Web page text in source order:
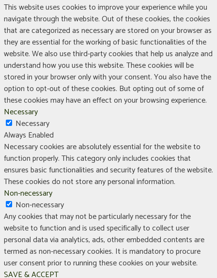
This website uses cookies to improve your experience while you
navigate through the website. Out of these cookies, the cookies
that are categorized as necessary are stored on your browser as
they are essential for the working of basic functionalities of the
website. We also use third-party cookies that help us analyze and
understand how you use this website. These cookies will be
stored in your browser only with your consent. You also have the
option to opt-out of these cookies. But opting out of some of
these cookies may have an effect on your browsing experience.
Necessary
Necessary
Always Enabled
Necessary cookies are absolutely essential for the website to
function properly. This category only includes cookies that
ensures basic functionalities and security features of the website.
These cookies do not store any personal information.
Non-necessary
Non-necessary
Any cookies that may not be particularly necessary for the
website to function and is used specifically to collect user
personal data via analytics, ads, other embedded contents are
termed as non-necessary cookies. It is mandatory to procure
user consent prior to running these cookies on your website.
SAVE & ACCEPT